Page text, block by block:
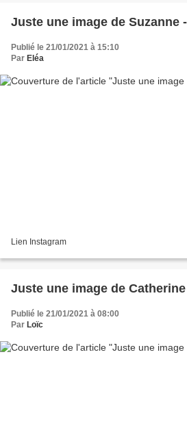
Juste une image de Suzanne
Publié le 21/01/2021 à 15:10
Par Eléa
Lien Instagram
Publié le 21/01/2021 à 08:00
Par Loïc